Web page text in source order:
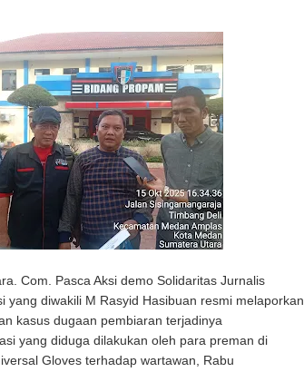
Com. Pasca Aksi demo Solidaritas Jurnalis
yang diwakili M Rasyid Hasibuan resmi melaporkan
kasus dugaan pembiaran terjadinya
yang diduga dilakukan oleh para preman di
Gloves terhadap wartawan, Rabu